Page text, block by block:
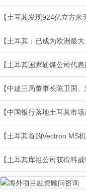
【土耳其发现924亿立方米
【土耳其：已成为欧洲最
【土耳其国家硬煤公司代
【中建三局董事长陈卫国
【中国银行落地土耳其市
【土耳其首购Vectron MS
【土耳其库祖公司获得科